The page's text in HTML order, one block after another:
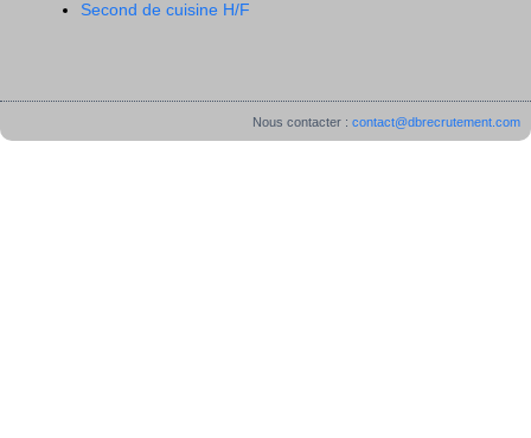
Second de cuisine H/F
Nous contacter :contact@dbrecrutement.com